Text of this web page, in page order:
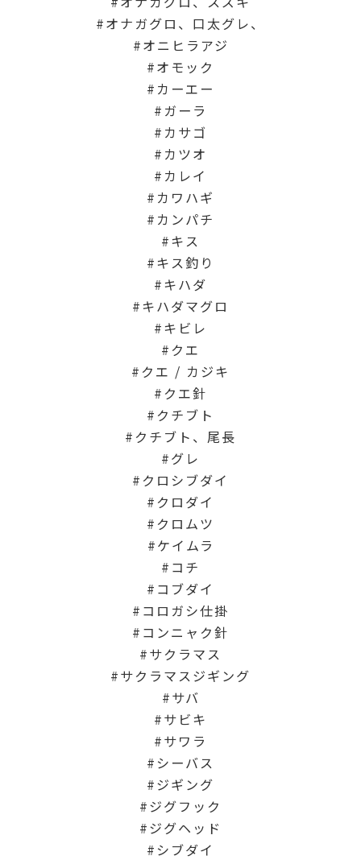
オナガグロ、口太グレ、
オニヒラアジ
オモック
カーエー
ガーラ
カサゴ
カツオ
カレイ
カワハギ
カンパチ
キス
キス釣り
キハダ
キハダマグロ
キビレ
クエ
クエ / カジキ
クエ針
クチブト
クチブト、尾長
グレ
クロシブダイ
クロダイ
クロムツ
ケイムラ
コチ
コブダイ
コロガシ仕掛
コンニャク針
サクラマス
サクラマスジギング
サバ
サビキ
サワラ
シーバス
ジギング
ジグフック
ジグヘッド
シブダイ